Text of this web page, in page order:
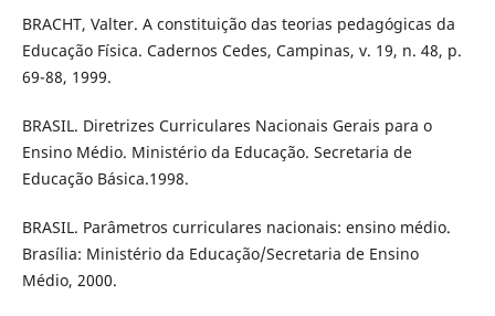
BRACHT, Valter. A constituição das teorias pedagógicas da
Educação Física. Cadernos Cedes, Campinas, v. 19, n. 48, p.
69-88, 1999.
BRASIL. Diretrizes Curriculares Nacionais Gerais para o
Ensino Médio. Ministério da Educação. Secretaria de
Educação Básica.1998.
BRASIL. Parâmetros curriculares nacionais: ensino médio.
Brasília: Ministério da Educação/Secretaria de Ensino
Médio, 2000.